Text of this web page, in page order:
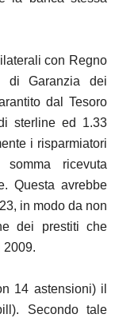
con Regno
di Garanzia dei
dal Tesoro
sterline ed 1.33
i risparmiatori
ricevuta
Questa avrebbe
in modo da non
dei prestiti che
2009.
14 astensioni) il
Secondo tale